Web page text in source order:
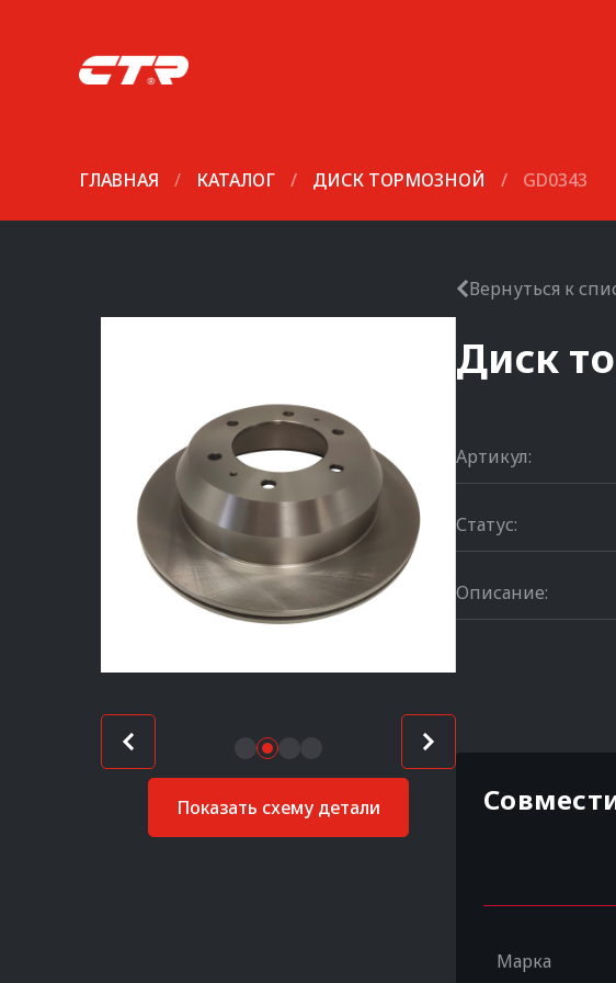
ГЛАВНАЯ / КАТАЛОГ / ДИСК ТОРМОЗНОЙ / GD0343
Показать схему детали
Вернуться к
Диск
Артикул:
Статус:
Описание:
Марка